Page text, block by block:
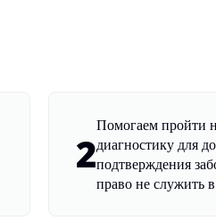
2
Помогаем пройти
диагностику для
подтверждения
право не служить